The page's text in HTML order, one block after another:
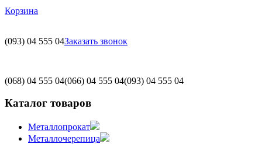
Корзина
(093) 04 555 04Заказать звонок
(068) 04 555 04(066) 04 555 04(093) 04 555 04
Каталог товаров
Металлопрокат
Металлочерепица